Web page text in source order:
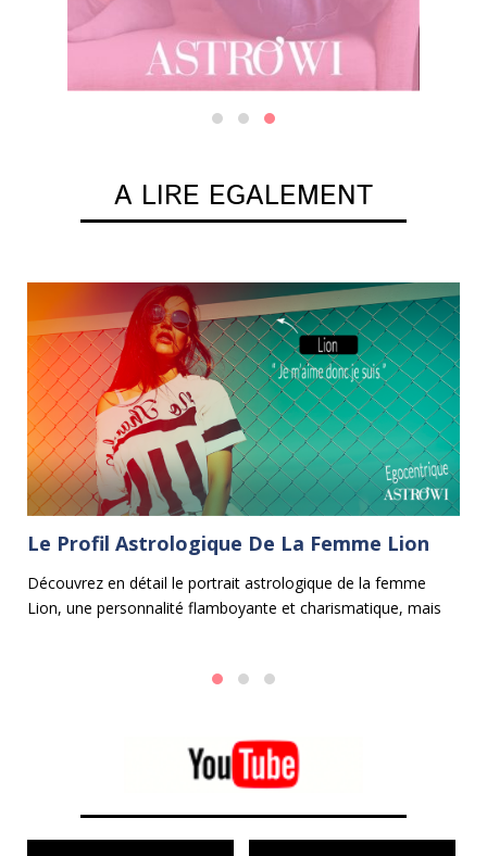
A LIRE EGALEMENT
Le Profil Astrologique De La Femme Lion
Découvrez en détail le portrait astrologique de la femme
Lion, une personnalité flamboyante et charismatique, mais